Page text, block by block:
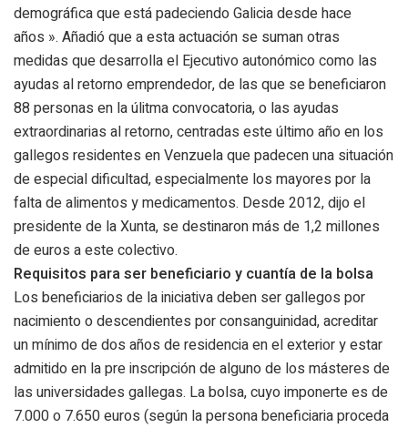
demográfica que está padeciendo Galicia desde hace
años ». Añadió que a esta actuación se suman otras
medidas que desarrolla el Ejecutivo autonómico como las
ayudas al retorno emprendedor, de las que se beneficiaron
88 personas en la úlitma convocatoria, o las ayudas
extraordinarias al retorno, centradas este último año en los
gallegos residentes en Venzuela que padecen una situación
de especial dificultad, especialmente los mayores por la
falta de alimentos y medicamentos. Desde 2012, dijo el
presidente de la Xunta, se destinaron más de 1,2 millones
de euros a este colectivo.
Requisitos para ser beneficiario y cuantía de la bolsa
Los beneficiarios de la iniciativa deben ser gallegos por
nacimiento o descendientes por consanguinidad, acreditar
un mínimo de dos años de residencia en el exterior y estar
admitido en la pre inscripción de alguno de los másteres de
las universidades gallegas. La bolsa, cuyo imponerte es de
7.000 o 7.650 euros (según la persona beneficiaria proceda